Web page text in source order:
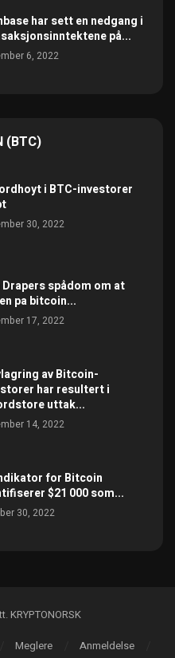
har sett en nedgang i
på...
6, 2022
(BTC)
i BTC-investorer
30, 2022
spådom om at
pa bitcoin...
17, 2022
av Bitcoin-
har resultert i
uttak...
14, 2022
for Bitcoin
$21 000 som...
30, 2022
KRYPTONORSK
Meglere Anmeldelse